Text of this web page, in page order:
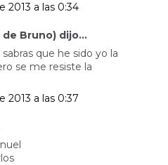
2013 a las 0:34
Bruno) dijo...
que he sido yo la
se me resiste la
2013 a las 0:37